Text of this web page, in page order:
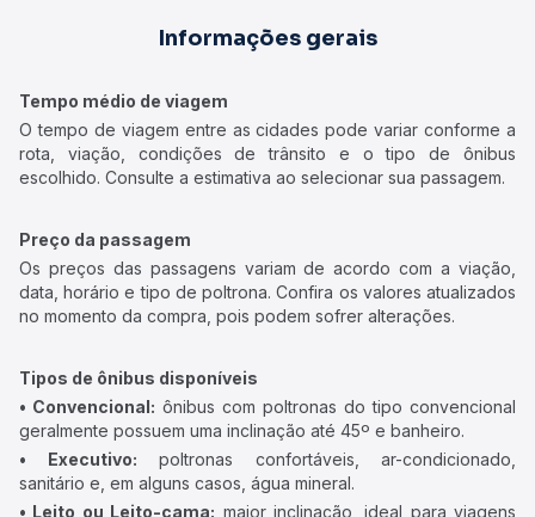
Informações gerais
Tempo médio de viagem
O tempo de viagem entre as cidades pode variar conforme a
rota, viação, condições de trânsito e o tipo de ônibus
escolhido. Consulte a estimativa ao selecionar sua passagem.
Preço da passagem
Os preços das passagens variam de acordo com a viação,
data, horário e tipo de poltrona. Confira os valores atualizados
no momento da compra, pois podem sofrer alterações.
Tipos de ônibus disponíveis
• Convencional: ônibus com poltronas do tipo convencional
geralmente possuem uma inclinação até 45º e banheiro.
• Executivo: poltronas confortáveis, ar-condicionado,
sanitário e, em alguns casos, água mineral.
• Leito ou Leito-cama: maior inclinação, ideal para viagens